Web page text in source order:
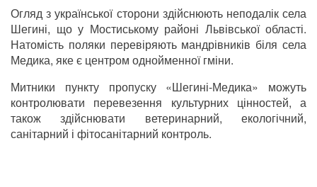
Огляд з української сторони здійснюють неподалік села
Шегині, що у Мостиському районі Львівської області.
Натомість поляки перевіряють мандрівників біля села
Медика, яке є центром однойменної гміни.
Митники пункту пропуску «Шегині-Медика» можуть
контролювати перевезення культурних цінностей, а
також здійснювати ветеринарний, екологічний,
санітарний і фітосанітарний контроль.